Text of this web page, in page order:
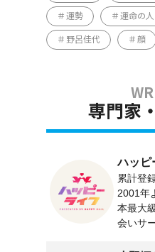
運勢 運命の人
野呂佳代 顔
専門家
ハッピ
累計登
2001年
本最大
会いサ